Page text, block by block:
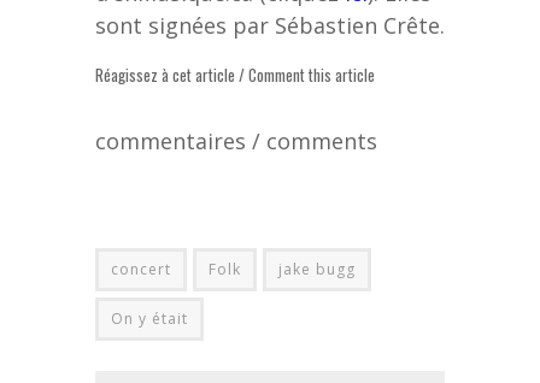
sont signées par Sébastien Crête.
Réagissez à cet article / Comment this article
commentaires / comments
concert Folk jake bugg
On y était